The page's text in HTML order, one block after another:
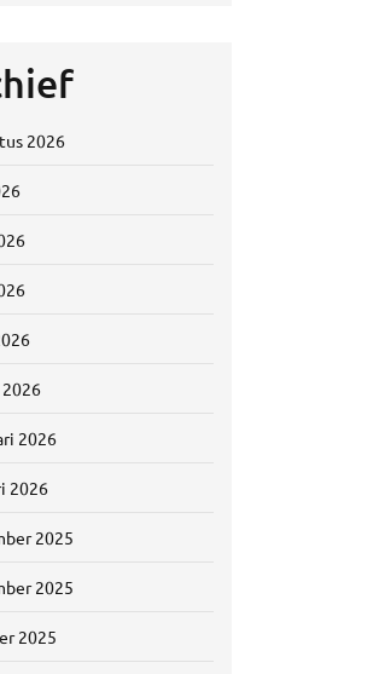
2026
2026
2026
2025
2025
2025